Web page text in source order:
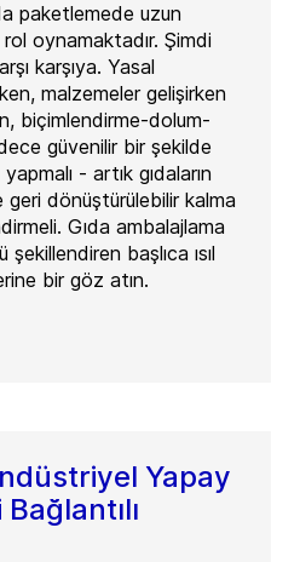
paketlemede uzun
oynamaktadır. Şimdi
karşıya. Yasal
malzemeler gelişirken
biçimlendirme-dolum-
güvenilir bir şekilde
- artık gıdaların
dönüştürülebilir kalma
Gıda ambalajlama
başlıca ısıl
bir göz atın.
Yapay